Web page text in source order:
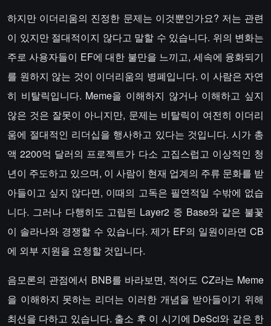
하지만 이더리움의 진정한 문제는 이것뿐인가요? 저는 관련
이 있지만 절대적이지 않다고 말할 수 있습니다. 위의 변화는
주로 사용자들이 EF에 대한 불만을 느끼고, 세속에 융화되기
를 원하지 않는 것이 이더리움의 병폐입니다. 이 사람은 자연
히 비탈릭입니다. Meme을 이해하지 않거나 이해하고 싶지
않은 것은 잘못이 아니지만, 문제는 비탈릭이 여전히 이더리
움에 절대적인 리더십을 행사하고 있다는 것입니다. 시가 총
액 2200억 달러의 프로젝트가 다소 고집스럽고 이상적인 청
년이 주도하고 있으며, 이 사람이 현재 업계의 주류 문화를 받
아들이고 싶지 않다면, 이때의 고독은 필연적일 수밖에 없습
니다. 그러나 다행히도 고립된 Layer2 중 Base와 같은 불꽃
이 솔라나와 경쟁할 수 있습니다. 제가 EF의 일원이라면 CB
에 외부 지원을 요청할 것입니다.
음모론의 관점에서 BNB를 바라보면, 적어도 CZ라는 Meme
을 이해하지 못하는 리더는 이러한 개념을 받아들이기 위해
최선을 다하고 있습니다. 출소 후 이 시기에 DeSci와 같은 한